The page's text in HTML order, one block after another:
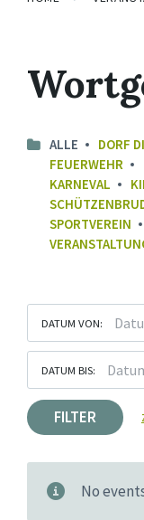
ALLE DORF
FEUERWEHR
KARNEVAL
SPORTVEREIN
DATUM VON:
DATUM BIS:
FILTER
No